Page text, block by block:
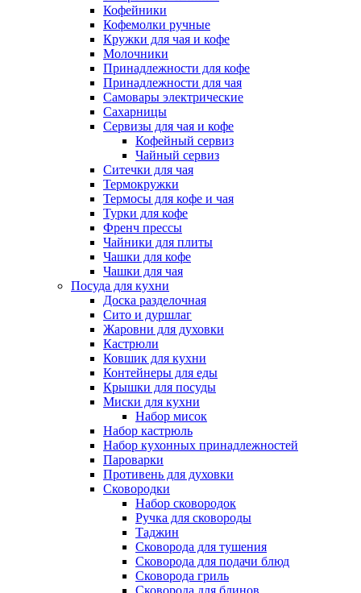
Кофейники
Кофемолки ручные
Кружки для чая и кофе
Молочники
Принадлежности для кофе
Принадлежности для чая
Самовары электрические
Сахарницы
Сервизы для чая и кофе
Кофейный сервиз
Чайный сервиз
Ситечки для чая
Термокружки
Термосы для кофе и чая
Турки для кофе
Френч прессы
Чайники для плиты
Чашки для кофе
Чашки для чая
Посуда для кухни
Доска разделочная
Сито и дуршлаг
Жаровни для духовки
Кастрюли
Ковшик для кухни
Контейнеры для еды
Крышки для посуды
Миски для кухни
Набор мисок
Набор кастрюль
Набор кухонных принадлежностей
Пароварки
Противень для духовки
Сковородки
Набор сковородок
Ручка для сковороды
Таджин
Сковорода для тушения
Сковорода для подачи блюд
Сковорода гриль
Сковорода для блинов